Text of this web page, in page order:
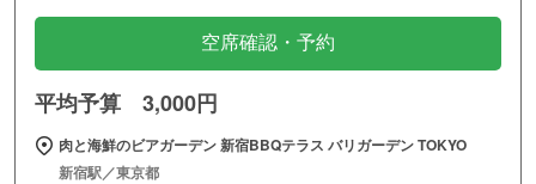
空席確認・予約
平均予算 3,000円
肉と海鮮のビアガーデン 新宿BBQテラス バリガーデン TOKYO
新宿駅／東京都